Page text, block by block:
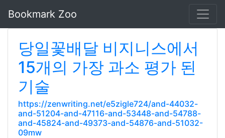
Bookmark Zoo
당일꽃배달 비지니스에서
15개의 가장 과소 평가 된
기술
https://zenwriting.net/e5zigle724/and-44032-
and-51204-and-47116-and-53448-and-54788-
and-45824-and-49373-and-54876-and-51032-
09mw